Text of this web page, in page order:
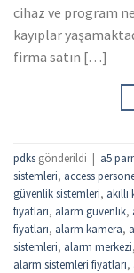
cihaz ve program
kayıplar
firma satın […]
pdks gönderildi | a5
sistemleri, access
güvenlik sistemleri,
fiyatları, alarm güvenlik,
fiyatları, alarm kamera,
sistemleri, alarm merkezi,
alarm sistemleri fiyatları,